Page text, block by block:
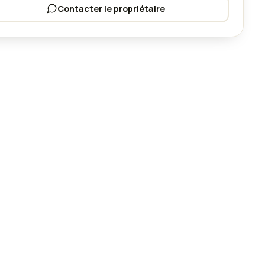
Contacter le propriétaire